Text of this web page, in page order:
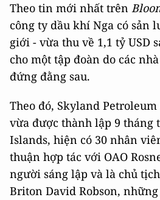
Theo tin mới nhất trên
công ty dầu khí Nga có sản
giới - vừa thu về 1,1 tỷ USD
cho một tập đoàn do các
đứng đằng sau.
Theo đó, Skyland
vừa được thành lập 9 tháng
Islands, hiện có 30 nhân
thuận hợp tác với OAO
người sáng lập và là chủ
Briton David Robson,